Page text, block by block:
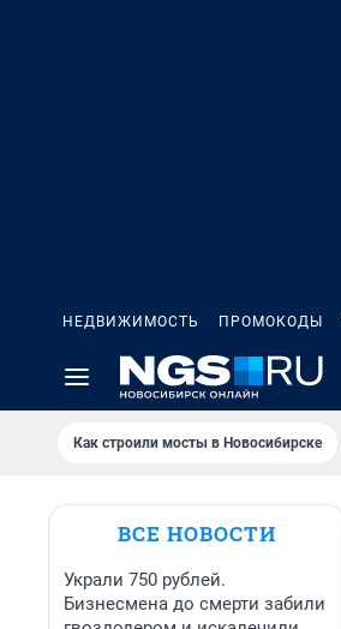
НЕДВИЖИМОСТЬ ПРОМОКОДЫ
Как строили мосты в Новосибирске
ВСЕ НОВОСТИ
Украли 750 рублей.
Бизнесмена до смерти забили